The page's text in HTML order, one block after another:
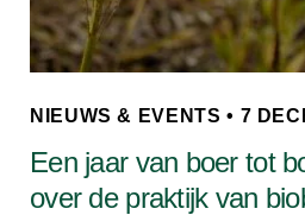
NIEUWS & EVENTS • 7
Een jaar van boer tot
over de praktijk van